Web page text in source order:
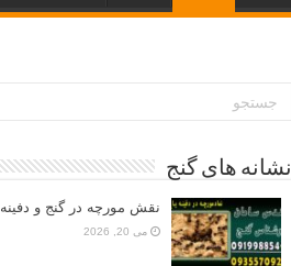
نشانه های گنج
نقش مورچه در گنج و دفینه
می 20, 2026